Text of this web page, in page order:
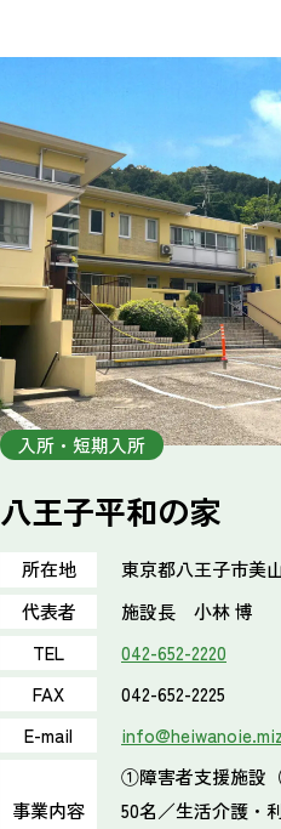
入所・短期入所
八王子平和の家
所在地 東京都八王子市美
代表者
施設長 小林 博
TEL
042-652-2220
FAX
042-652-2225
E-mail
事業内容
①障害者支援施設
50名／生活介護・